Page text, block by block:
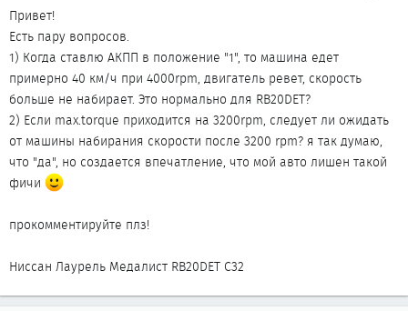
Привет!
Есть пару вопросов.
1) Когда ставлю АКПП в положение "1", то машина едет
примерно 40 км/ч при 4000rpm, двигатель ревет, скорость
больше не набирает. Это нормально для RB20DET?
2) Если max.torque приходится на 3200rpm, следует ли ожидать
от машины набирания скорости после 3200 rpm? я так думаю,
что "да", но создается впечатление, что мой авто лишен такой
фичи
прокомментируйте плз!
Ниссан Лаурель Медалист RB20DET C32